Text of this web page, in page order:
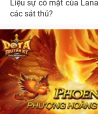
Liệu sự có mặt của
các sát thủ?